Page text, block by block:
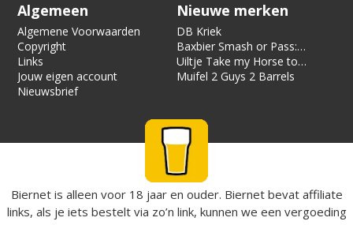
Algemeen
Algemene Voorwaarden
Copyright
Links
Jouw eigen account
Nieuwsbrief
Nieuwe merken
DB Kriek
Baxbier Smash or Pass:
Strata
Uiltje Take my Horse to
the Hotel Room
Muifel 2 Guys 2 Barrels
Biernet is alleen voor 18 jaar en ouder. Biernet bevat affiliate
links, als je iets bestelt via zo’n link, kunnen we een vergoeding